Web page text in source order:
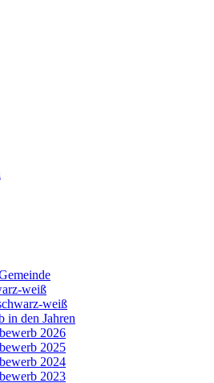
weiß
weiß
in den Jahren
2026
2025
2024
2023